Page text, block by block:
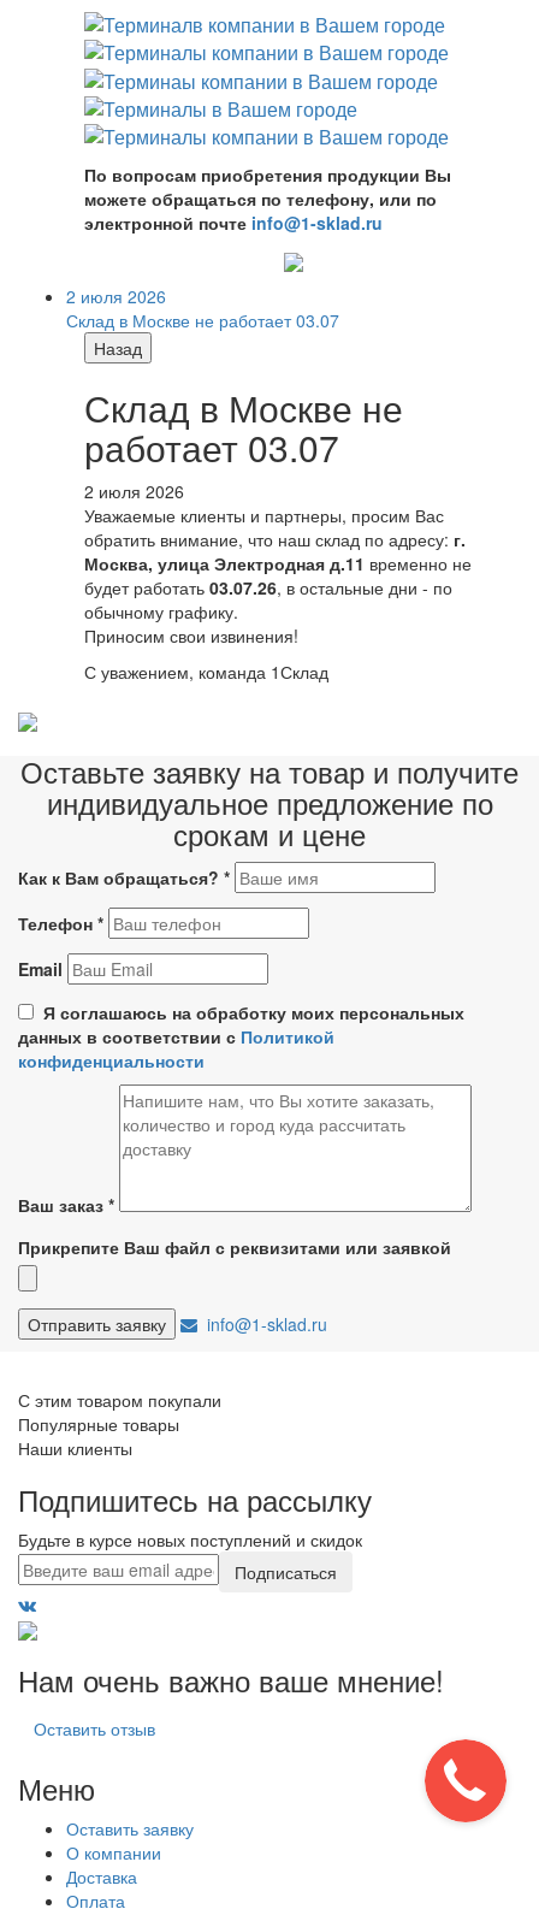
По вопросам приобретения продукции Вы
можете обращаться по телефону, или по
электронной почте info@1-sklad.ru
2 июля 2026
Склад в Москве не работает 03.07
Назад
Склад в Москве не
работает 03.07
2 июля 2026
Уважаемые клиенты и партнеры, просим Вас
обратить внимание, что наш склад по адресу: г.
Москва, улица Электродная д.11 временно не
будет работать 03.07.26, в остальные дни - по
обычному графику.
Приносим свои извинения!
С уважением, команда 1Склад
Оставьте заявку на товар и получите
индивидуальное предложение по
срокам и цене
Как к Вам обращаться? *
Телефон *
Email
Я соглашаюсь на обработку моих персональных
данных в соответствии с Политикой
конфиденциальности
Ваш заказ *
Прикрепите Ваш файл с реквизитами или заявкой
info@1-sklad.ru
С этим товаром покупали
Популярные товары
Наши клиенты
Подпишитесь на рассылку
Будьте в курсе новых поступлений и скидок
Подписаться
Нам очень важно ваше мнение!
Оставить отзыв
Меню
Оставить заявку
О компании
Доставка
Оплата